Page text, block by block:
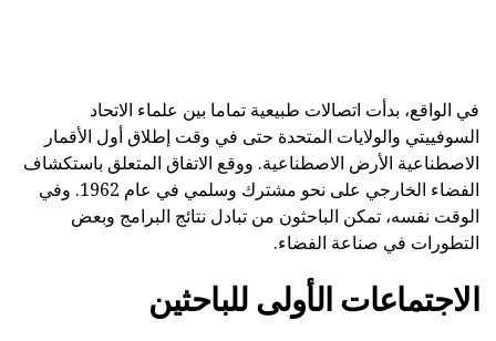
في الواقع، بدأت اتصالات طبيعية تماما بين علماء الاتحاد
السوفييتي والولايات المتحدة حتى في وقت إطلاق أول الأقمار
الاصطناعية الأرض الاصطناعية. ووقع الاتفاق المتعلق باستكشاف
الفضاء الخارجي على نحو مشترك وسلمي في عام 1962. وفي
الوقت نفسه، تمكن الباحثون من تبادل نتائج البرامج وبعض
التطورات في صناعة الفضاء.
الاجتماعات الأولى للباحثين